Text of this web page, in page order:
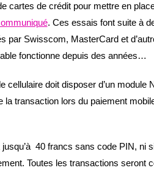
cartes de crédit pour mettre en
. Ces essais font suite à
par Swisscom, MasterCard et
fonctionne depuis des années…
cellulaire doit disposer d’un module
transaction lors du paiement
40 francs sans code PIN, ni
Toutes les transactions seront